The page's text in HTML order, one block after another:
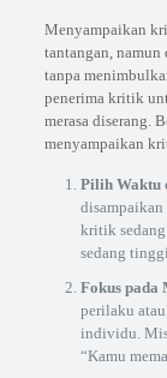
Menyampaikan
tantangan,
tanpa
penerima kritik
merasa diserang.
menyampaikan
Pilih Waktu
disampaikan
kritik sedang
sedang
Fokus pada
perilaku
individu.
“Kamu